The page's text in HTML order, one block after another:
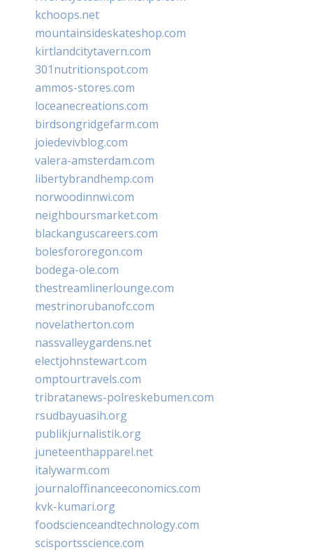
kchoops.net
mountainsideskateshop.com
kirtlandcitytavern.com
301nutritionspot.com
ammos-stores.com
loceanecreations.com
birdsongridgefarm.com
joiedevivblog.com
valera-amsterdam.com
libertybrandhemp.com
norwoodinnwi.com
neighboursmarket.com
blackanguscareers.com
bolesfororegon.com
bodega-ole.com
thestreamlinerlounge.com
mestrinorubanofc.com
novelatherton.com
nassvalleygardens.net
electjohnstewart.com
omptourtravels.com
tribratanews-polreskebumen.com
rsudbayuasih.org
publikjurnalistik.org
juneteenthapparel.net
italywarm.com
journaloffinanceeconomics.com
kvk-kumari.org
foodscienceandtechnology.com
scisportsscience.com